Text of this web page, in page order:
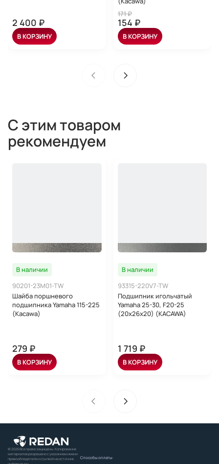
2 400 ₽
В КОРЗИНУ
171 ₽
154 ₽
В КОРЗИНУ
С этим товаром
рекомендуем
В наличии
90201-23M01-TW
Шайба поршневого
подшипника Yamaha 115-225
(Kacawa)
279 ₽
В КОРЗИНУ
В наличии
93315-220V7-TW
Подшипник игольчатый
Yamaha 25-30, F20-25
(20x26x20) (KACAWA)
1 719 ₽
В КОРЗИНУ
© 2026 Все права защищены. Копирование
материалов разрешено с указанием имени
правообладателя и ссылкой на источник
Способы оплаты: